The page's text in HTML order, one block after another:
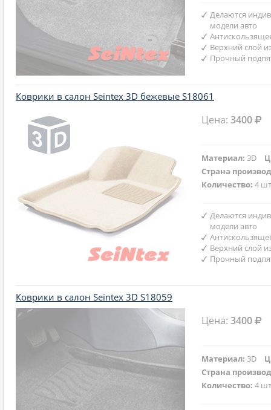
Делаются
модели авто
Верхний слой
Прочный
Коврики в салон Seintex 3D бежевые S18061
Цена:3400
Материал:3D
Страна
Количество:4
Делаются
модели авто
Верхний слой
Прочный
Коврики в салон Seintex 3D S18059
Цена:3400
Материал:3D
Страна
Количество:4